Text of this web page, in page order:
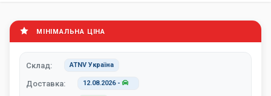
МІНІМАЛЬНА ЦІНА
Склад: ATNV Україна
Доставка: 12.08.2026-